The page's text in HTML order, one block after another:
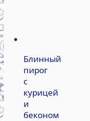
Блинный
пирог
с
курицей
и
беконом